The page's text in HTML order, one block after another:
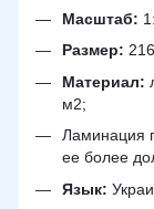
Масштаб:
Размер:
Материал:
м2;
Ламинация
ее более
Язык: